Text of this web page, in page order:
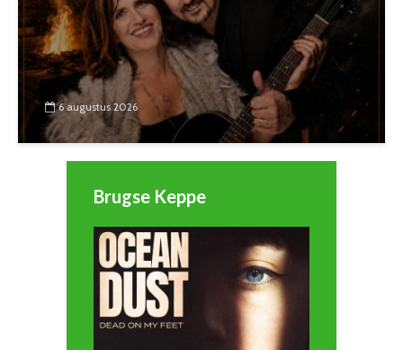
6 augustus 2026
Brugse Keppe